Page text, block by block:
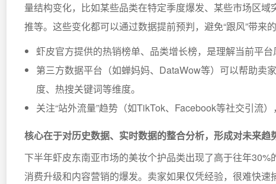
量结构变化，比如某些品类在特定季度爆发、某些市场区
推等。这些变化都可以通过数据提前预判，避免“跟风”带来的
虾皮官方提供的热销榜单、品类增长榜，是理解当前平台
第三方数据平台（如蝉妈妈、DataWow等）可以帮助卖
度、热搜关键词等维度。
关注“站外流量”趋势（如TikTok、Facebook等社交引流
核心在于对历史数据、实时数据的整合分析，形成对未来趋
下半年虾皮东南亚市场的美妆个护品类出现了高于往年
消费升级和内容营销的爆发。卖家如果仅凭经验，很难快速